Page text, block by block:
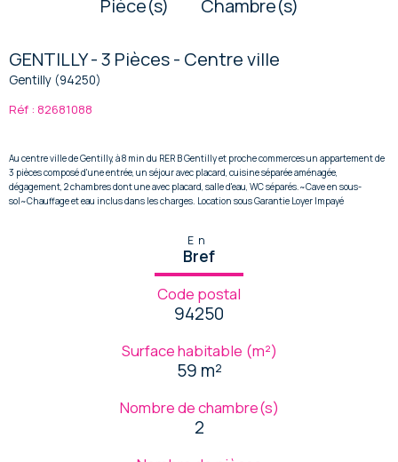
Pièce(s) Chambre(s)
GENTILLY - 3 Pièces - Centre ville
Gentilly (94250)
Réf : 82681088
Au centre ville de Gentilly, à 8 min du RER B Gentilly et proche commerces un appartement de
3 pièces composé d'une entrée, un séjour avec placard, cuisine séparée aménagée,
dégagement, 2 chambres dont une avec placard, salle d'eau, WC séparés.~Cave en sous-
sol~Chauffage et eau inclus dans les charges. Location sous Garantie Loyer Impayé
En
Bref
Code postal
94250
Surface habitable (m²)
59 m²
Nombre de chambre(s)
2